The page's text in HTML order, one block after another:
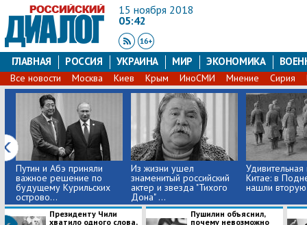
15 ноября 2018
05:42
ГЛАВНАЯ РОССИЯ УКРАИНА МИР ЭКОНОМИКА
Все новости Москва Киев Крым ИноСМИ Мнение Сирия
Путин и Абэ приняли
важное решение по
будущему Курильских
острово...
Из жизни ушел
знаменитый российский
актер и звезда "Тихого
Дона" ...
Китае: в
нашли
Президенту Чили
хватило одного слова,
Пушилин объяснил,
почему невозможно